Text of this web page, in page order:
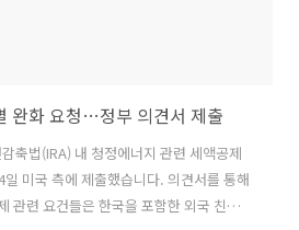
완화 요청…정부 의견서 제출
축법(IRA) 내 청정에너지 관련 세액공제
미국 측에 제출했습니다. 의견서를 통해
관련 요건들은 한국을 포함한 외국 친환